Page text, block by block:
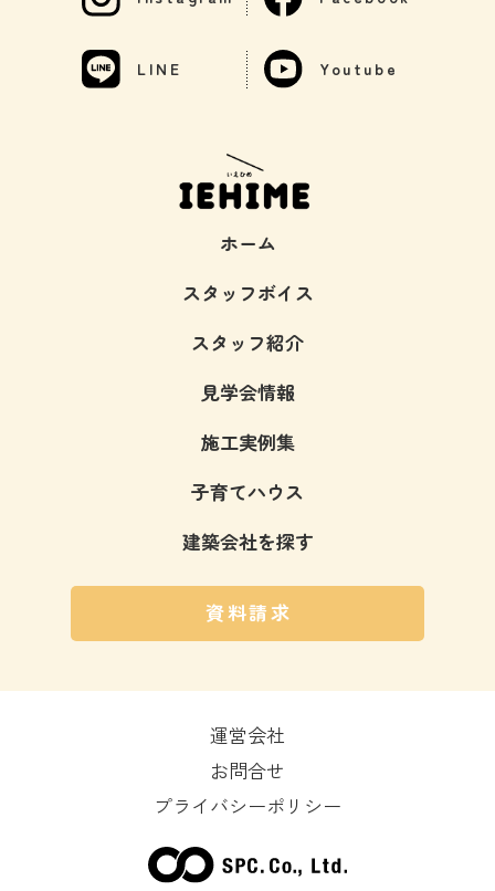
ホーム
スタッフボイス
スタッフ紹介
見学会情報
施工実例集
子育てハウス
建築会社を探す
資料請求
LINE Youtube
運営会社
お問合せ
プライバシーポリシー